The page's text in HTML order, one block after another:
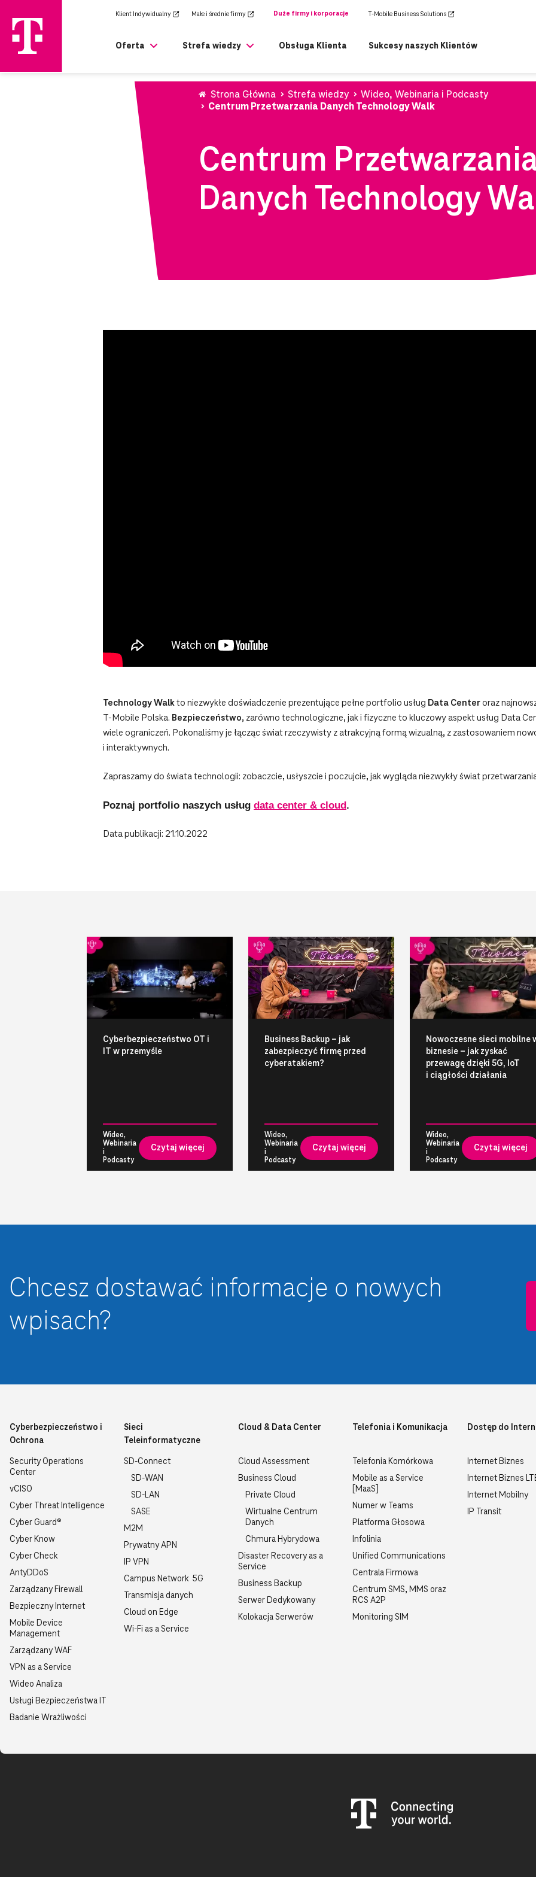
Klient Indywidualny Małe i średnie firmy Duże firmy i korporacje T-Mobile Business Solutions
Oferta Strefa wiedzy Obsługa Klienta Sukcesy naszych Klientów
Strona Główna Strefa wiedzy
Wideo, Webinaria i Podcasty
Centrum Przetwarzania Danych Technology Walk
Centrum
Danych Technology
Technology Walkto niezwykłe doświadczenie prezentujące pełne portfolio usług Data Center oraz
T‑Mobile Polska. Bezpieczeństwo, zarówno technologiczne, jak i fizyczne to kluczowy aspekt usług Data
wiele ograniczeń. Pokonaliśmy je łącząc świat rzeczywisty z atrakcyjną formą wizualną, z zastosowaniem
i interaktywnych.
Zapraszamy do świata technologii: zobaczcie, usłyszcie i poczujcie, jak wygląda niezwykły świat
Poznaj portfolio naszych usług data center & cloud.
Data publikacji: 21.10.2022
Cyberbezpieczeństwo OT i
IT w przemyśle
Wideo,
Webinaria
i
Podcasty
Czytaj więcej
Business Backup – jak
zabezpieczyć firmę przed
cyberatakiem?
Wideo,
Webinaria
i
Podcasty
Czytaj więcej
Nowoczesne sieci mobilne
biznesie – jak zyskać
przewagę dzięki 5G, IoT
i ciągłości działania
Wideo,
Webinaria
i
Podcasty
Czytaj więcej
Chcesz dostawać informacje o nowych
wpisach?
Cyberbezpieczeństwo i
Ochrona
Security Operations
Center
vCISO
Cyber Threat Intelligence
Cyber Guard®
Cyber Know
Cyber Check
AntyDDoS
Zarządzany Firewall
Bezpieczny Internet
Mobile Device
Management
Zarządzany WAF
VPN as a Service
Wideo Analiza
Usługi Bezpieczeństwa IT
Badanie Wrażliwości
Sieci
Teleinformatyczne
SD-Connect
SD-WAN
SD-LAN
SASE
M2M
Prywatny APN
IP VPN
Campus Network 5G
Transmisja danych
Cloud on Edge
Wi-Fi as a Service
Cloud & Data Center
Cloud Assessment
Business Cloud
Private Cloud
Wirtualne Centrum
Danych
Chmura Hybrydowa
Disaster Recovery as a
Service
Business Backup
Serwer Dedykowany
Kolokacja Serwerów
Telefonia i Komunikacja
Telefonia Komórkowa
Mobile as a Service
[MaaS]
Numer w Teams
Platforma Głosowa
Infolinia
Unified Communications
Centrala Firmowa
Centrum SMS, MMS oraz
RCS A2P
Monitoring SIM
Dostęp do
Internet Biznes
Internet Biznes
Internet Mobilny
IP Transit